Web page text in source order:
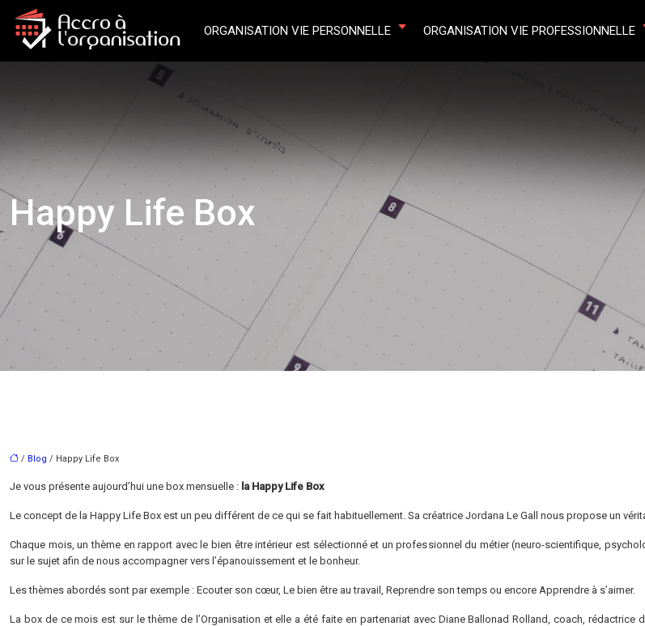
ORGANISATION VIE PERSONNELLE ORGANISATION VIE PROFESSIONNELLE
Happy Life Box
/ Blog / Happy Life Box
Je vous présente aujourd’hui une box mensuelle : la Happy Life Box
Le concept de la Happy Life Box est un peu différent de ce qui se fait habituellement. Sa créatrice Jordana Le Gall nous propose un
Chaque mois, un thème en rapport avec le bien être intérieur est sélectionné et un professionnel du métier (neuro-scientifique,
sur le sujet afin de nous accompagner vers l’épanouissement et le bonheur.
Les thèmes abordés sont par exemple : Ecouter son cœur, Le bien être au travail, Reprendre son temps ou encore Apprendre à s’aimer.
La box de ce mois est sur le thème de l’Organisation et elle a été faite en partenariat avec Diane Ballonad Rolland, coach,